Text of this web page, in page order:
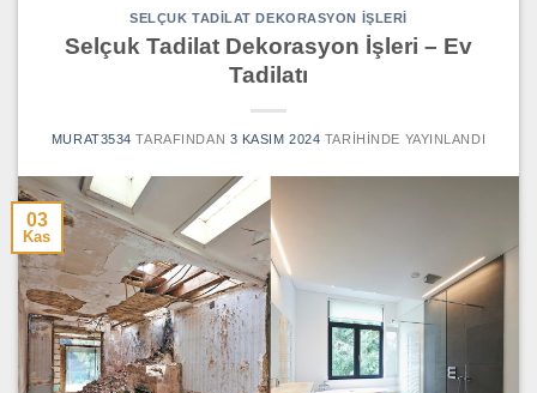
SELÇUK TADILAT DEKORASYON İŞLERI
Selçuk Tadilat Dekorasyon İşleri – Ev
Tadilatı
MURAT3534 TARAFINDAN 3 KASIM 2024 TARIHINDE YAYINLANDI
03
Kas